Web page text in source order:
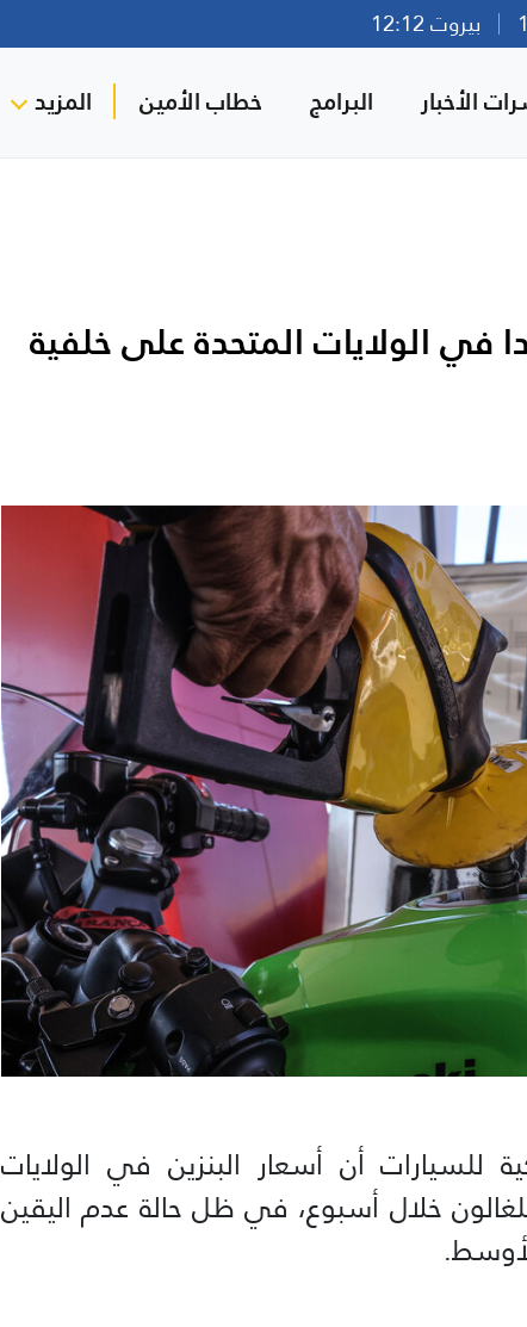
بيروت 12:12
الأخبار البرامج خطاب الأمين المزيد
في الولايات المتحدة على خلفية
للسيارات أن أسعار البنزين في الولايات
نحو 7 سنتات للغالون خلال أسبوع، في ظل حالة عدم اليقين